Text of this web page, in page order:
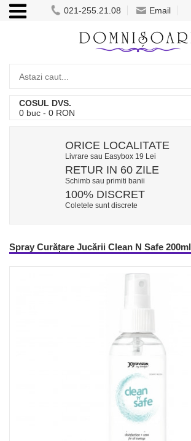
021-255.21.08 Email
COSUL DVS.
0 buc - 0 RON
ORICE LOCALITATE
Livrare sau Easybox 19 Lei
RETUR IN 60 ZILE
Schimb sau primiti banii
100% DISCRET
Coletele sunt discrete
Spray Curățare Jucării Clean N Safe 200ml